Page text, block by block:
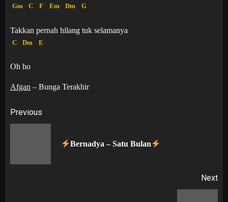
Gm C F Em Dm G
Takkan pernah hilang tuk selamanya
C Dm E
Oh ho
Afgan – Bunga Terakhir
Post
navigation
Previous
Bernadya – Satu Bulan
Next